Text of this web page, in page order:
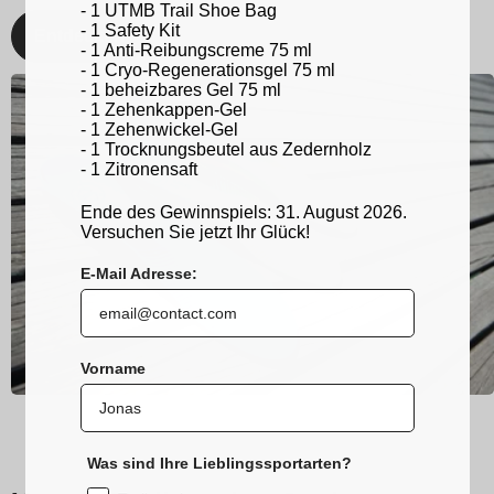
Entdecken
- 1 UTMB Trail Shoe Bag
- 1 Safety Kit
- 1 Anti-Reibungscreme 75 ml
- 1 Cryo-Regenerationsgel 75 ml
- 1 beheizbares Gel 75 ml
- 1 Zehenkappen-Gel
- 1 Zehenwickel-Gel
- 1 Trocknungsbeutel aus Zedernholz
- 1 Zitronensaft
Ende des Gewinnspiels: 31. August 2026.
Versuchen Sie jetzt Ihr Glück!
E-Mail Adresse:
Vorname
Was sind Ihre Lieblingssportarten?